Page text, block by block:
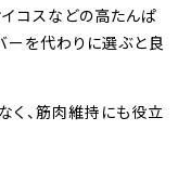
コスなどの高たんぱ
ーを代わりに選ぶと良
く、筋肉維持にも役立